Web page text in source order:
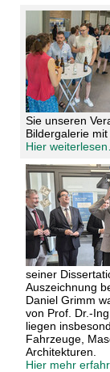
Sie unseren
Bildergalerie
Hier
seiner
Auszeichnung
Daniel Grimm
von Prof. Dr.-
liegen
Fahrzeuge,
Architekturen.
Hier mehr